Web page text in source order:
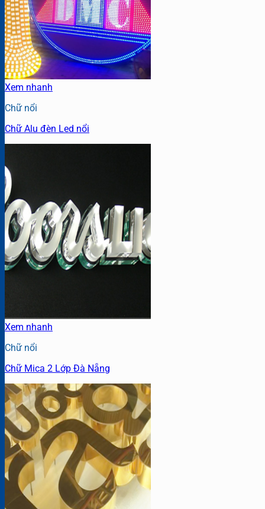
Xem nhanh
Chữ nổi
Chữ Alu đèn Led nổi
Xem nhanh
Chữ nổi
Chữ Mica 2 Lớp Đà Nẵng